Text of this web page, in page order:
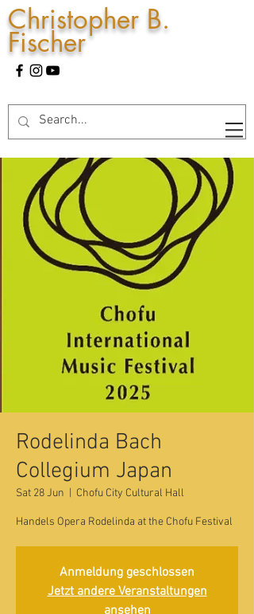
Christopher B.
Fischer
Rodelinda Bach
Collegium Japan
Sat 28 Jun Chofu City Cultural Hall
Handels Opera Rodelinda at the Chofu Festival
Anmeldung geschlossen
Jetzt andere Veranstaltungen
ansehen